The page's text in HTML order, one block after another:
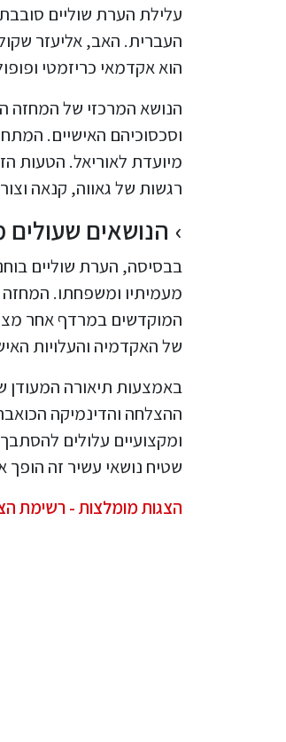
עלילת הערת שוליים
העברית. האב, אליעזר
הוא אקדמאי כריזמטי
הנושא המרכזי של המחזה
וסכסוכיהם האישיים.
מיועדת לאוריאל. הטעות
רגשות של גאווה, קנאה
הנושאים
בבסיסה, הערת שוליים
מעמיתיו ומשפחתו. המחזה
המוקדשים במרדף אחר
של האקדמיה והעלויות
באמצעות תיאורה
ההצלחה והדינמיקה
ומקצועיים עלולים
שטיח נושאי עשיר זה
הצגות מומלצות - רשימת